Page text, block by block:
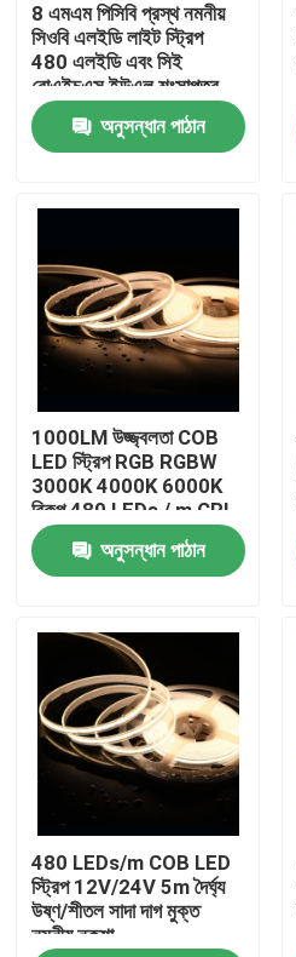
পণ্য
ভিডিও
আমাদের সম্পর্কে
কারখানা ভ্রমণ
মান নিয়ন্ত্রণ
যোগাযোগ করুন
উদ্ধৃতির জন্য আবেদন
উচ্চ cri নেতৃত্বাধীন ফালা
8 এমএম পিসিবি প্রস্থ নমনীয়
সিওবি এলইডি লাইট স্ট্রিপ
480 এলইডি এবং সিই
রোএইচএস ইউএল শংসাপত্র
সহ
অনুসন্ধান পাঠান
1000LM উজ্জ্বলতা COB
LED স্ট্রিপ RGB RGBW
3000K 4000K 6000K
বিকল্প 480 LEDs / m CRI
90-95 5m রোলস
অনুসন্ধান পাঠান
480 LEDs/m COB LED
স্ট্রিপ 12V/24V 5m দৈর্ঘ্য
উষ্ণ/শীতল সাদা দাগ মুক্ত
নমনীয় নকশা